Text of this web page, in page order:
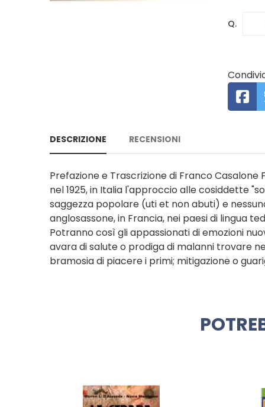
Q.
DESCRIZIONE RECENSIONI
Prefazione e Trascrizione di Franco
nel 1925, in Italia l'approccio alle cosiddette
saggezza popolare (uti et non abuti) e
anglosassone, in Francia, nei paesi di lingua
Potranno così gli appassionati di emozioni
avara di salute o prodiga di malanni trovare
bramosia di piacere i primi; mitigazione o